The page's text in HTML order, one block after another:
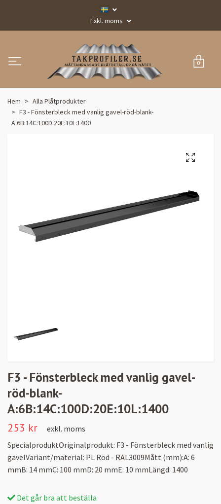
Exkl. moms
0
Hem
Alla Plåtprodukter
F3 - Fönsterbleck med vanlig gavel-röd-blank-
A:6B:14C:100D:20E:10L:1400
F3 - Fönsterbleck med vanlig gavel-
röd-blank-
A:6B:14C:100D:20E:10L:1400
253 kr
exkl. moms
SpecialproduktOriginalprodukt: F3 - Fönsterbleck med vanlig
gavelVariant/material: PL Röd - RAL3009Mått (mm):A: 6
mmB: 14 mmC: 100 mmD: 20 mmE: 10 mmLängd: 1400
Det går bra att beställa